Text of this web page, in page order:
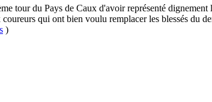
tour du Pays de Caux d'avoir représenté
qui ont bien voulu remplacer les blessés du
)